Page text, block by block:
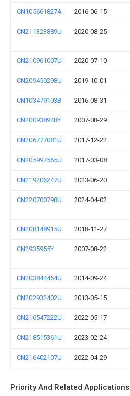
CN105661827A 2016-06-15
CN211323889U 2020-08-25
CN210961007U 2020-07-10
CN209450298U 2019-10-01
CN103479103B 2016-08-31
CN200938948Y 2007-08-29
CN206777081U 2017-12-22
CN205997565U 2017-03-08
CN219206247U 2023-06-20
CN220700798U 2024-04-02
CN208148915U 2018-11-27
CN2935955Y 2007-08-22
CN203844454U 2014-09-24
CN202932402U 2013-05-15
CN216547222U 2022-05-17
CN218515361U 2023-02-24
CN216402107U 2022-04-29
Priority And Related Applications